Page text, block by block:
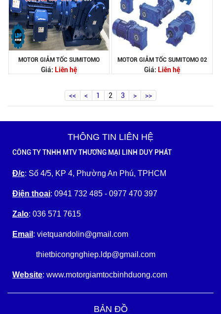
MOTOR GIẢM TỐC SUMITOMO
Giá: Liên hệ
MOTOR GIẢM TỐC SUMITOMO 02
Giá: Liên hệ
<< < 1 2 3 > >>
THÔNG TIN LIÊN HỆ
CÔNG TY TNHH MTV THƯƠNG MẠI LINH DUY PHÁT
Đ/c: Số 4/5, KP 4, Phường An Phú, TPHCM
Điện thoại: 0941 732 485 - 0977 470 397
Zalo: 036 571 7615
Email : vietquandolin@gmail.com
thietbicongnghiep.ldp@gmail.com
Website: www.motorgiamtocbinhduong.com
BẢN ĐỒ